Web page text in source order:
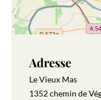
Adresse
Le Vieux Mas
1352 chemin de